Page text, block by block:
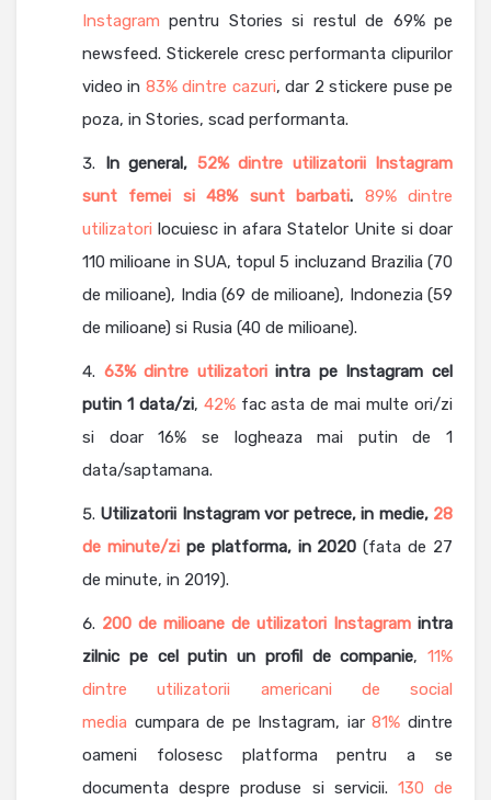
Instagram pentru Stories si restul de 69% pe
newsfeed. Stickerele cresc performanta clipurilor
video in 83% dintre cazuri, dar 2 stickere puse pe
poza, in Stories, scad performanta.
In general, 52% dintre utilizatorii Instagram
sunt femei si 48% sunt barbati. 89% dintre
utilizatori locuiesc in afara Statelor Unite si doar
110 milioane in SUA, topul 5 incluzand Brazilia (70
de milioane), India (69 de milioane), Indonezia (59
de milioane) si Rusia (40 de milioane).
63% dintre utilizatori intra pe Instagram cel
putin 1 data/zi, 42%fac asta de mai multe ori/zi
si doar 16% se logheaza mai putin de 1
data/saptamana.
Utilizatorii Instagram vor petrece, in medie, 28
de minute/zi pe platforma, in 2020(fata de 27
de minute, in 2019).
200 de milioane de utilizatori Instagram intra
zilnic pe cel putin un profil de companie, 11%
dintre utilizatorii americani de social
media cumpara de pe Instagram, iar81% dintre
oameni folosesc platforma pentru a se
documenta despre produse si servicii. 130 de